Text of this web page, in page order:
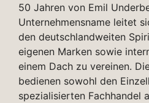
50 Jahren von Emil
Unternehmensname leitet
den deutschlandweiten
eigenen Marken sowie
einem Dach zu vereinen.
bedienen sowohl den
spezialisierten Fachhandel